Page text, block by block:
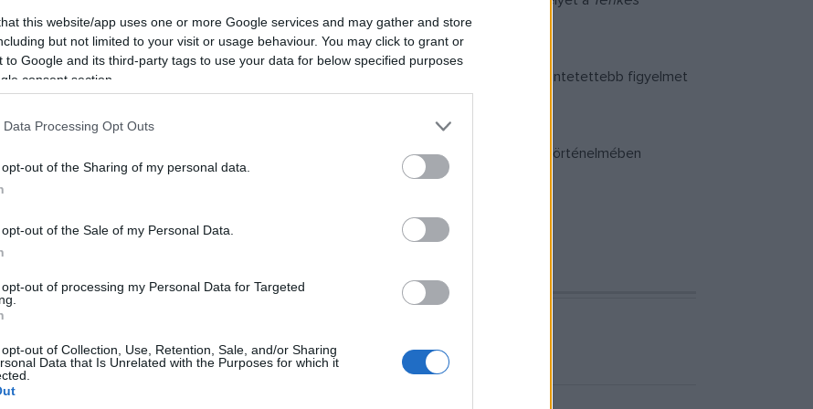
this website/app uses one or more Google services and may gather and store
but not limited to your visit or usage behaviour. You may click to grant or
to Google and its third-party tags to use your data for below specified purposes
consent section.
Data Processing Opt Outs
out of the Sharing of my personal data.
out of the Sale of my Personal Data.
out of processing my Personal Data for Targeted
out of Collection, Use, Retention, Sale, and/or Sharing
Data that Is Unrelated with the Purposes for which it
elmondta: kiemelten fontosnak tartja, hogy történelmünk jeles helyszínei minél kitüntetettebb figyelmet
helyszínek, de mint magyarságunk és nemzeti identitásunk fontos építőkövei is.
szóló törvény értelmében olyan, a nemzet vagy valamely velünk élő nemzetiség történelmében
rendelettel történelmi emlékhellyé nyilvánít.